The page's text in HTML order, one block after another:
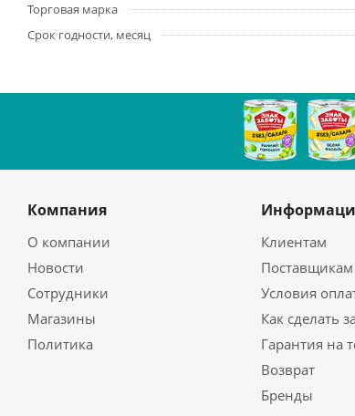
Торговая марка
Срок годности, месяц
Компания
О компании
Новости
Сотрудники
Магазины
Политика
Клиентам
Поставщикам
Условия
Как сделать
Гарантия на
Возврат
Бренды